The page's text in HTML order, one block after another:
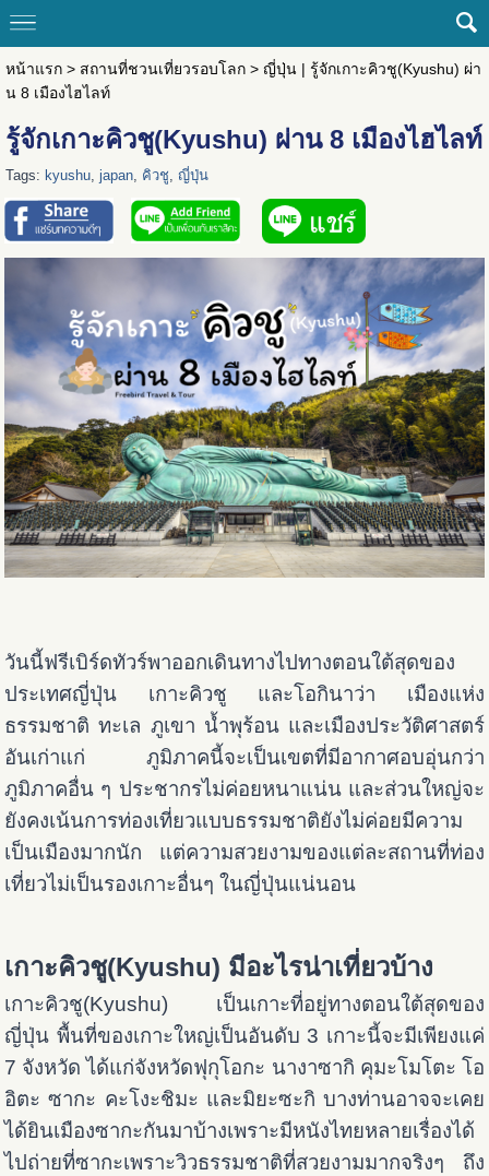
หน้าแรก> สถานที่ชวนเที่ยวรอบโลก> ญี่ปุ่น | รู้จักเกาะคิวชู(Kyushu) ผ่า
น 8 เมืองไฮไลท์
รู้จักเกาะคิวชู(Kyushu) ผ่าน 8 เมืองไฮไลท์
Tags: kyushu, japan, คิวชู, ญี่ปุ่น
วันนี้ฟรีเบิร์ดทัวร์พาออกเดินทางไปทางตอนใต้สุดของ
ประเทศญี่ปุ่น เกาะคิวชู และโอกินาว่า เมืองแห่ง
ธรรมชาติ ทะเล ภูเขา น้ำพุร้อน และเมืองประวัติศาสตร์
อันเก่าแก่ ภูมิภาคนี้จะเป็นเขตที่มีอากาศอบอุ่นกว่า
ภูมิภาคอื่น ๆ ประชากรไม่ค่อยหนาแน่น และส่วนใหญ่จะ
ยังคงเน้นการท่องเที่ยวแบบธรรมชาติยังไม่ค่อยมีความ
เป็นเมืองมากนัก แต่ความสวยงามของแต่ละสถานที่ท่อง
เที่ยวไม่เป็นรองเกาะอื่นๆ ในญี่ปุ่นแน่นอน
เกาะคิวชู(Kyushu) มีอะไรน่าเที่ยวบ้าง
เกาะคิวชู(Kyushu) เป็นเกาะที่อยู่ทางตอนใต้สุดของ
ญี่ปุ่น พื้นที่ของเกาะใหญ่เป็นอันดับ 3 เกาะนี้จะมีเพียงแค่
7 จังหวัด ได้แก่จังหวัดฟุกุโอกะ นางาซากิ คุมะโมโตะ โอ
อิตะ ซากะ คะโงะชิมะ และมิยะซะกิ บางท่านอาจจะเคย
ได้ยินเมืองซากะกันมาบ้างเพราะมีหนังไทยหลายเรื่องได้
ไปถ่ายที่ซากะเพราะวิวธรรมชาติที่สวยงามมากจริงๆ ถึง